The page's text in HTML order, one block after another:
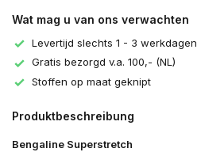
Wat mag u van ons verwachten
Levertijd slechts 1 - 3 werkdagen
Gratis bezorgd v.a. 100,- (NL)
Stoffen op maat geknipt
Produktbeschreibung
Bengaline Superstretch